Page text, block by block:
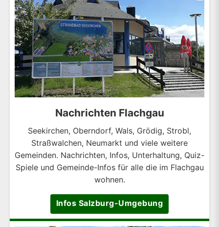
Nachrichten Flachgau
Seekirchen, Oberndorf, Wals, Grödig, Strobl,
Straßwalchen, Neumarkt und viele weitere
Gemeinden. Nachrichten, Infos, Unterhaltung, Quiz-
Spiele und Gemeinde-Infos für alle die im Flachgau
wohnen.
Infos Salzburg-Umgebung